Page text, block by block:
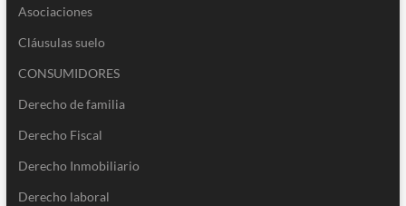
Asociaciones
Cláusulas suelo
CONSUMIDORES
Derecho de familia
Derecho Fiscal
Derecho Inmobiliario
Derecho laboral